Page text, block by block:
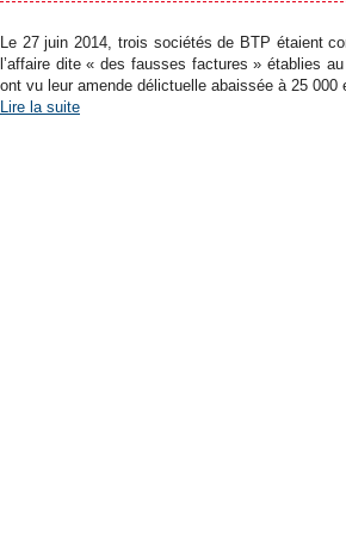
Le 27 juin 2014, trois sociétés de BTP étaient
l’affaire dite « des fausses factures » établies
ont vu leur amende délictuelle abaissée à 25 000
Lire la suite